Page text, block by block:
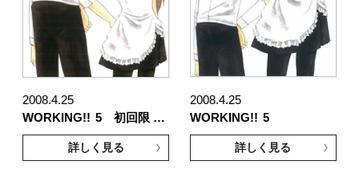
2008.4.25
WORKING!! 5 初回限 …
詳しく見る
2008.4.25
WORKING!! 5
詳しく見る